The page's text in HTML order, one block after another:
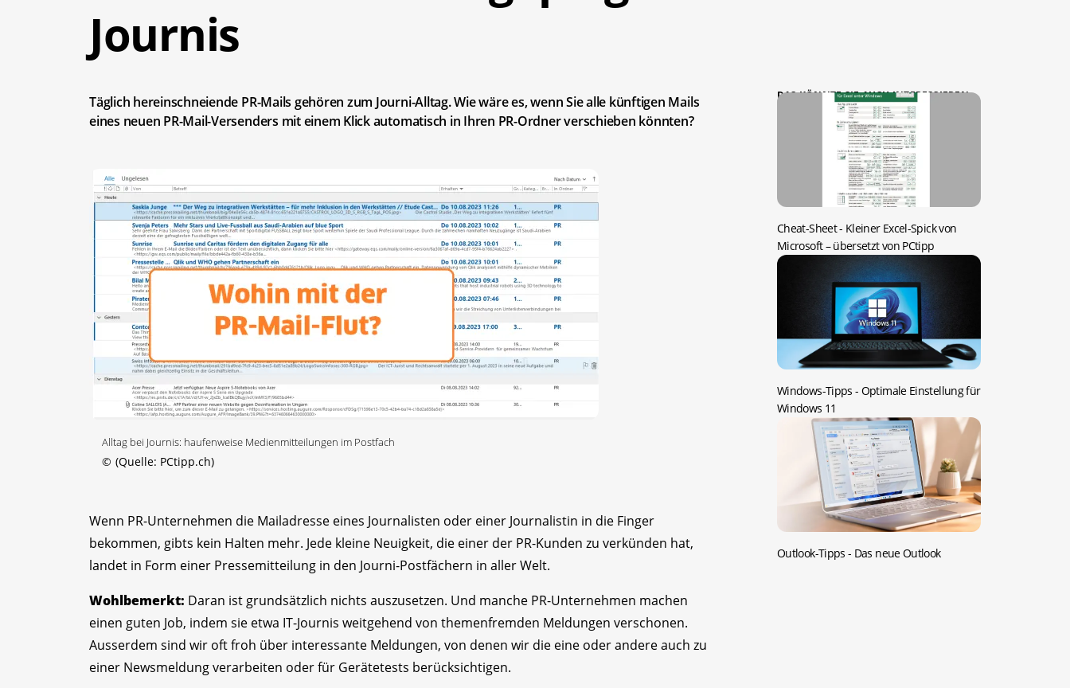
Journis
Täglich hereinschneiende PR-Mails gehören zum Journi-Alltag. Wie wäre es, wenn Sie alle künftigen Mails
eines neuen PR-Mail-Versenders mit einem Klick automatisch in Ihren PR-Ordner verschieben könnten?
Alltag bei Journis: haufenweise Medienmitteilungen im Postfach
© (Quelle: PCtipp.ch)
Wenn PR-Unternehmen die Mailadresse eines Journalisten oder einer Journalistin in die Finger
bekommen, gibts kein Halten mehr. Jede kleine Neuigkeit, die einer der PR-Kunden zu verkünden hat,
landet in Form einer Pressemitteilung in den Journi-Postfächern in aller Welt.
Wohlbemerkt: Daran ist grundsätzlich nichts auszusetzen. Und manche PR-Unternehmen machen
einen guten Job, indem sie etwa IT-Journis weitgehend von themenfremden Meldungen verschonen.
Ausserdem sind wir oft froh über interessante Meldungen, von denen wir die eine oder andere auch zu
einer Newsmeldung verarbeiten oder für Gerätetests berücksichtigen.
DAS KÖNNTE SIE AUCH INTERESSIEREN:
Cheat-Sheet - Kleiner Excel-Spick von
Microsoft – übersetzt von PCtipp
Windows-Tipps - Optimale Einstellung für
Windows 11
Outlook-Tipps - Das neue Outlook